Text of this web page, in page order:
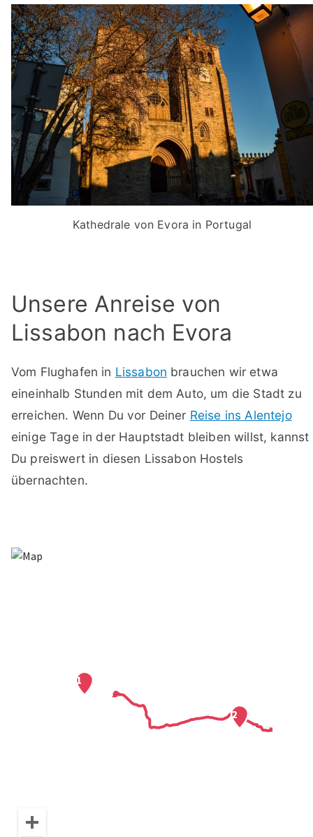
Kathedrale von Evora in Portugal
Unsere Anreise von
Lissabon nach Evora
Vom Flughafen in Lissabon brauchen wir etwa
eineinhalb Stunden mit dem Auto, um die Stadt zu
erreichen. Wenn Du vor Deiner Reise ins Alentejo
einige Tage in der Hauptstadt bleiben willst, kannst
Du preiswert in diesen Lissabon Hostels
übernachten.